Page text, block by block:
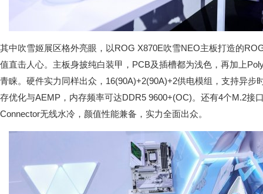
其中吹雪姬展区格外亮眼，以ROG X870E吹雪NEO主板打造的
值直击人心。主板身披纯白装甲，PCB及插槽都为浅色，再加上
青睐。硬件实力同样出众，16(90A)+2(90A)+2供电模组，支持异步
存优化与AEMP，内存频率可达DDR5 9600+(OC)。还有4个M.2接
Connector无线水冷，颜值性能兼备，实力全面出众。